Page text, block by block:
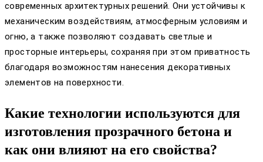
современных архитектурных решений. Они устойчивы к
механическим воздействиям, атмосферным условиям и
огню, а также позволяют создавать светлые и
просторные интерьеры, сохраняя при этом приватность
благодаря возможностям нанесения декоративных
элементов на поверхности.
Какие технологии используются для
изготовления прозрачного бетона и
как они влияют на его свойства?